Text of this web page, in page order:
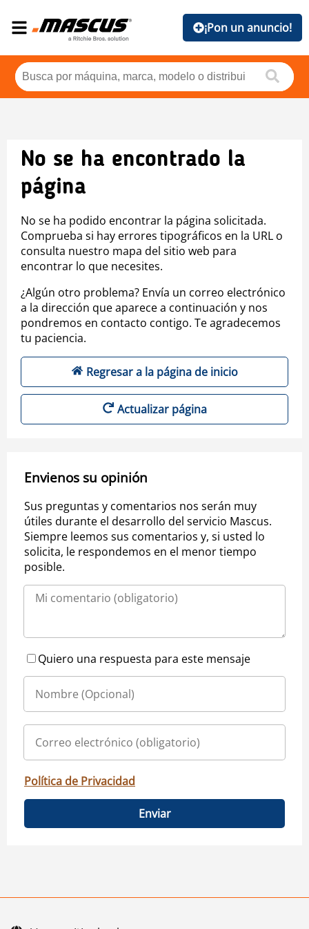
¡Pon un anuncio!
No se ha encontrado la
página
No se ha podido encontrar la página solicitada.
Comprueba si hay errores tipográficos en la URL o
consulta nuestro mapa del sitio web para
encontrar lo que necesites.
¿Algún otro problema? Envía un correo electrónico
a la dirección que aparece a continuación y nos
pondremos en contacto contigo. Te agradecemos
tu paciencia.
Regresar a la página de inicio
Actualizar página
Envienos su opinión
Sus preguntas y comentarios nos serán muy
útiles durante el desarrollo del servicio Mascus.
Siempre leemos sus comentarios y, si usted lo
solicita, le respondemos en el menor tiempo
posible.
Quiero una respuesta para este mensaje
Política de Privacidad
Enviar